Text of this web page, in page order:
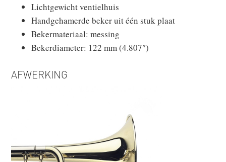
Lichtgewicht ventielhuis
Handgehamerde beker uit één stuk plaat
Bekermateriaal: messing
Bekerdiameter: 122 mm (4.807″)
AFWERKING